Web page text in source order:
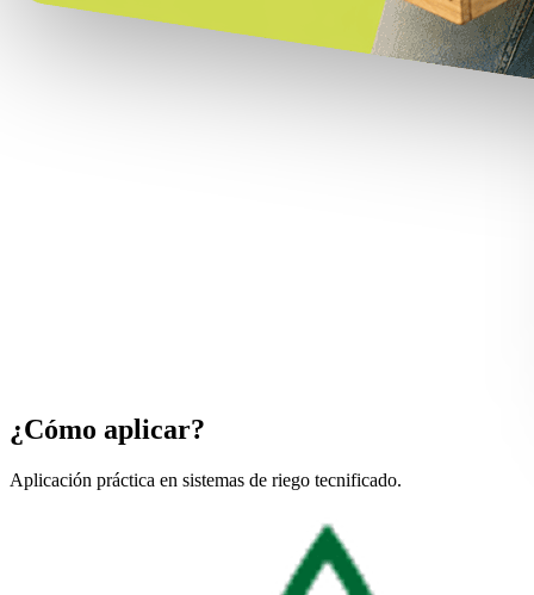
¿Cómo aplicar?
Aplicación práctica en sistemas de riego tecnificado.